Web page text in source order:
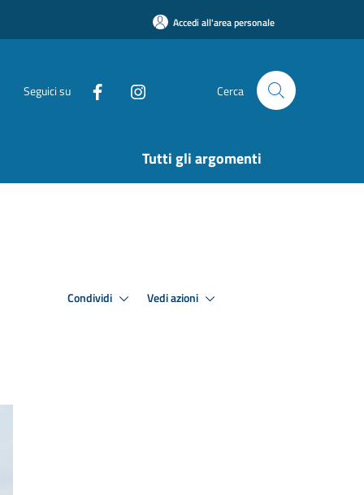
Accedi all'area personale
Seguici su Cerca
Tutti gli argomenti
Condividi Vedi azioni